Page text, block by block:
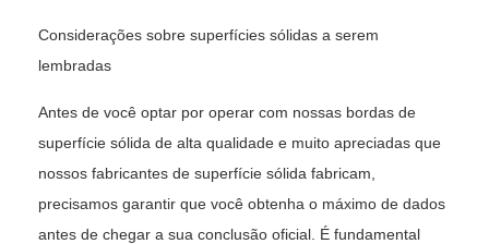
Considerações sobre superfícies sólidas a serem
lembradas
Antes de você optar por operar com nossas bordas de
superfície sólida de alta qualidade e muito apreciadas que
nossos fabricantes de superfície sólida fabricam,
precisamos garantir que você obtenha o máximo de dados
antes de chegar a sua conclusão oficial. É fundamental